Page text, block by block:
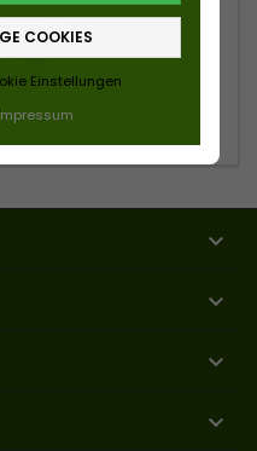
COOKIES
Einstellungen



